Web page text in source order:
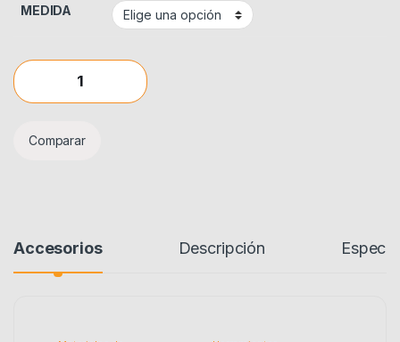
MEDIDA
ANGULARES HIERRO NEGRO quantity
Comparar
Accesorios Descripción